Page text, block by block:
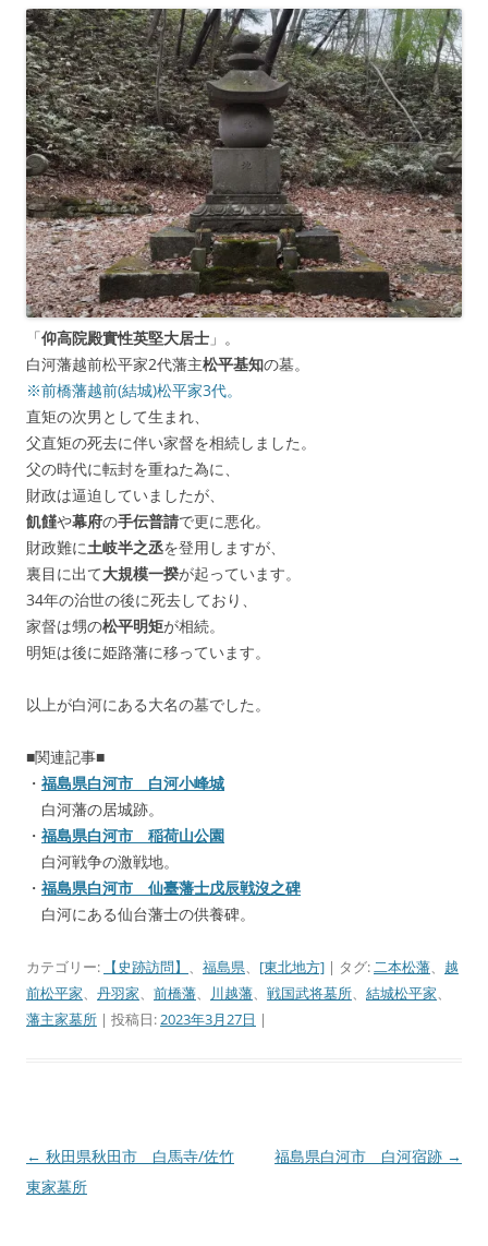
「仰高院殿實性英堅大居士 」。
白河藩越前松平家2代藩主松平基知の墓。
※前橋藩越前(結城)松平家3代。
直矩の次男として生まれ、
父直矩の死去に伴い家督を相続しました。
父の時代に転封を重ねた為に、
財政は逼迫していましたが、
飢饉や幕府の手伝普請で更に悪化。
財政難に土岐半之丞を登用しますが、
裏目に出て大規模一揆が起っています。
34年の治世の後に死去しており、
家督は甥の松平明矩が相続。
明矩は後に姫路藩に移っています。
以上が白河にある大名の墓でした。
■関連記事■
・ 福島県白河市 白河小峰城
白河藩の居城跡。
・ 福島県白河市 稲荷山公園
白河戦争の激戦地。
・ 福島県白河市 仙臺藩士戊辰戦沒之碑
白河にある仙台藩士の供養碑。
カテゴリー: 【史跡訪問】 、 福島県、 [東北地方] | タグ:二本松藩、 越
前松平家、 丹羽家、 前橋藩、 川越藩、 戦国武将墓所、 結城松平家、
藩主家墓所 | 投稿日:2023年3月27日 |
投
稿
← 秋田県秋田市 白馬寺/佐竹
東家墓所
福島県白河市 白河宿跡 →